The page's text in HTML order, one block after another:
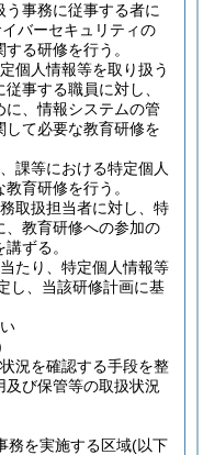
事務に従事する者に
バーセキュリティの
る研修を行う。
個人情報等を取り扱う
事する職員に対し、
、情報システムの管
て必要な教育研修を
課等における特定個人
育研修を行う。
取扱担当者に対し、特
、教育研修への参加の
ずる。
たり、特定個人情報等
し、当該研修計画に基
況を確認する手段を整
び保管等の取扱状況
務を実施する区域(以下